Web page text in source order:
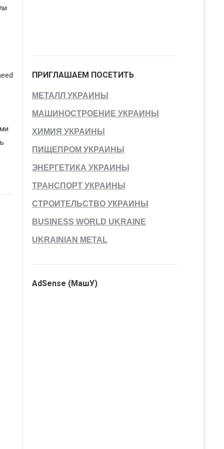
ПРИГЛАШАЕМ ПОСЕТИТЬ
МЕТАЛЛ УКРАИНЫ
МАШИНОСТРОЕНИЕ УКРАИНЫ
ХИМИЯ УКРАИНЫ
ПИЩЕПРОМ УКРАИНЫ
ЭНЕРГЕТИКА УКРАИНЫ
ТРАНСПОРТ УКРАИНЫ
СТРОИТЕЛЬСТВО УКРАИНЫ
BUSINESS WORLD UKRAINE
UKRAINIAN METAL
AdSense (МашУ)